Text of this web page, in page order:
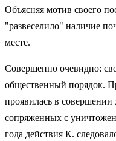
Объясняя мотив своего
"развеселило" наличие
месте.
Совершенно очевидно:
общественный порядок.
проявилась в совершении
сопряженных с
года действия К.